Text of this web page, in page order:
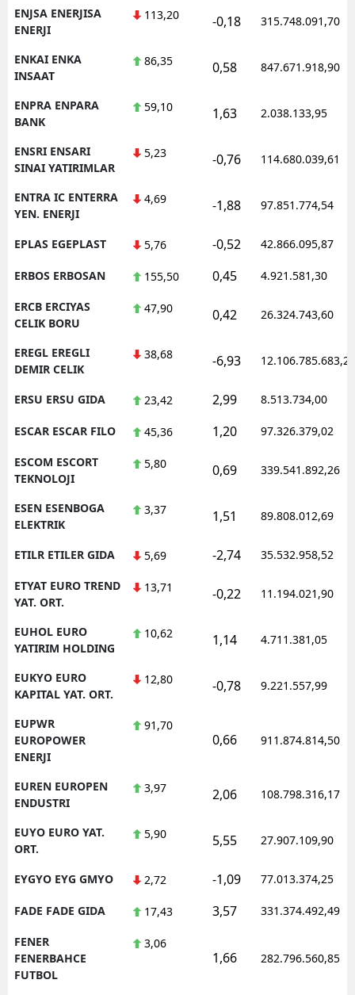
ENJSA ENERJISA
ENERJI
113,20 -0,18 315.748.091,70
ENKAI ENKA
INSAAT
86,35 0,58 847.671.918,90
ENPRA ENPARA
BANK
59,10 1,63 2.038.133,95
ENSRI ENSARI
SINAI YATIRIMLAR
5,23 -0,76 114.680.039,61
ENTRA IC ENTERRA
YEN. ENERJI
4,69 -1,88 97.851.774,54
EPLAS EGEPLAST 5,76 -0,52 42.866.095,87
ERBOS ERBOSAN 155,50 0,45 4.921.581,30
ERCB ERCIYAS
CELIK BORU
47,90 0,42 26.324.743,60
EREGL EREGLI
DEMIR CELIK
38,68 -6,93 12.106.785.683,20
ERSU ERSU GIDA 23,42 2,99 8.513.734,00
ESCAR ESCAR FILO 45,36 1,20 97.326.379,02
ESCOM ESCORT
TEKNOLOJI
5,80 0,69 339.541.892,26
ESEN ESENBOGA
ELEKTRIK
3,37 1,51 89.808.012,69
ETILR ETILER GIDA 5,69 -2,74 35.532.958,52
ETYAT EURO TREND
YAT. ORT.
13,71 -0,22 11.194.021,90
EUHOL EURO
YATIRIM HOLDING
10,62 1,14 4.711.381,05
EUKYO EURO
KAPITAL YAT. ORT.
12,80 -0,78 9.221.557,99
EUPWR
EUROPOWER
ENERJI
91,70
0,66 911.874.814,50
EUREN EUROPEN
ENDUSTRI
3,97 2,06 108.798.316,17
EUYO EURO YAT.
ORT.
5,90 5,55 27.907.109,90
EYGYO EYG GMYO 2,72 -1,09 77.013.374,25
FADE FADE GIDA 17,43 3,57 331.374.492,49
FENER
FENERBAHCE
FUTBOL
3,06
1,66 282.796.560,85